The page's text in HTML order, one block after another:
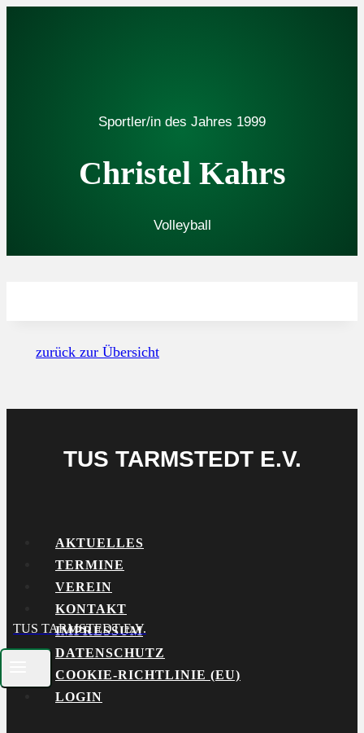
TUS TARMSTEDT E.V.
Sportler/in des Jahres 1999
Christel Kahrs
Volleyball
zurück zur Übersicht
TUS TARMSTEDT E.V.
AKTUELLES
TERMINE
VEREIN
KONTAKT
IMPRESSUM
DATENSCHUTZ
COOKIE-RICHTLINIE (EU)
LOGIN